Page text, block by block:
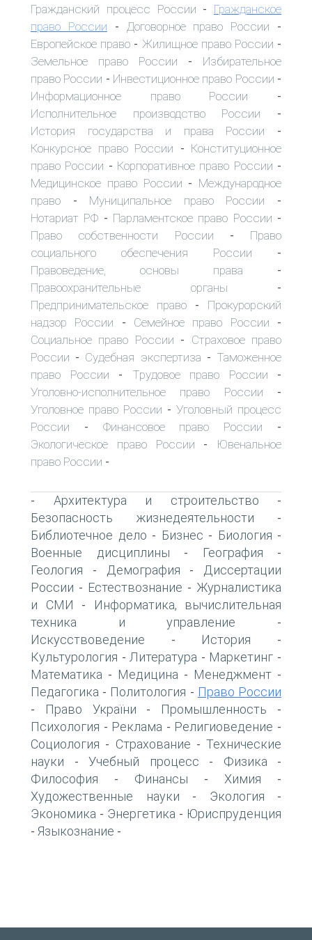
Гражданский процесс России - Гражданское
право России - Договорное право России -
Европейское право - Жилищное право России -
Земельное право России - Избирательное
право России - Инвестиционное право России -
Информационное право России -
Исполнительное производство России -
История государства и права России -
Конкурсное право России - Конституционное
право России - Корпоративное право России -
Медицинское право России - Международное
право - Муниципальное право России -
Нотариат РФ - Парламентское право России -
Право собственности России - Право
социального обеспечения России -
Правоведение, основы права -
Правоохранительные органы -
Предпринимательское право - Прокурорский
надзор России - Семейное право России -
Социальное право России - Страховое право
России - Судебная экспертиза - Таможенное
право России - Трудовое право России -
Уголовно-исполнительное право России -
Уголовное право России - Уголовный процесс
России - Финансовое право России -
Экологическое право России -
Ювенальное
право России -
- Архитектура и строительство -
Безопасность жизнедеятельности -
Библиотечное дело - Бизнес - Биология -
Военные дисциплины - География -
Геология - Демография -
Диссертации
России - Естествознание - Журналистика
и СМИ -
Информатика, вычислительная
техника и управление -
Искусствоведение - История -
Культурология - Литература - Маркетинг -
Математика - Медицина - Менеджмент -
Педагогика - Политология - Право России
- Право України - Промышленность -
Психология - Реклама - Религиоведение -
Социология - Страхование - Технические
науки - Учебный процесс - Физика -
Философия - Финансы - Химия -
Художественные науки - Экология -
Экономика - Энергетика - Юриспруденция
- Языкознание -